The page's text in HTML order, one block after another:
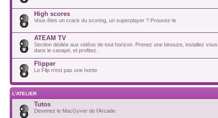
High scores
Vous êtes un crack du scoring, un superplayer ? Prouvez-le
ATEAM TV
Section dédiée aux vidéos de tout horizon. Prenez une binouze, installez
dans le canapé, et profitez.
Flipper
Le Flip n'est pas une honte
L'ATELIER
Tutos
Devenez le MacGyver de l'Arcade